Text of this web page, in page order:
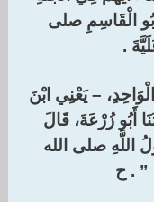
الْقَاسِمِ صلى
‏.‏
– يَعْنِي ابْنَ
أَبُو زُرْعَةَ، قَالَ
اللَّهِ صلى الله
‏”‏ ‏.‏ ح